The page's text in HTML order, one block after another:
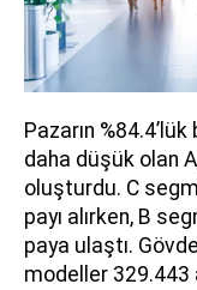
Pazarın
daha düşük olan
oluşturdu. C
payı alırken, B
paya ulaştı.
modeller 329.443